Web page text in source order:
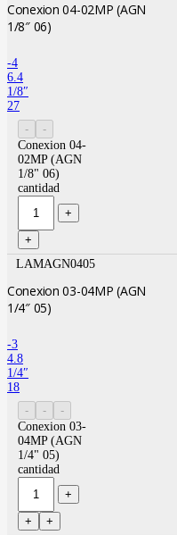
Conexion 04-02MP (AGN
1/8″ 06)
-4
6.4
1/8″
27
Conexion 04-
02MP (AGN
1/8" 06)
cantidad
LAMAGN0405
Conexion 03-04MP (AGN
1/4″ 05)
-3
4.8
1/4″
18
Conexion 03-
04MP (AGN
1/4" 05)
cantidad